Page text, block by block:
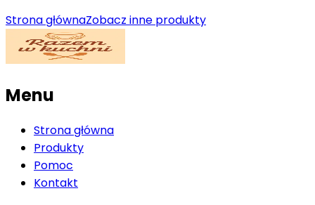
Strona głównaZobacz inne produkty
Menu
Strona główna
Produkty
Pomoc
Kontakt